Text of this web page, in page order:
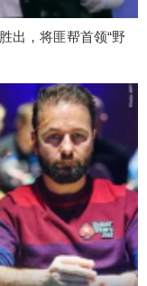
出，将匪帮首领“野